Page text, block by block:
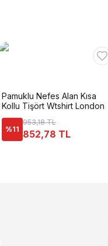
Pamuklu Nefes Alan Kısa
Kollu Tişört Wtshirt London
%11
953,18 TL
852,78 TL